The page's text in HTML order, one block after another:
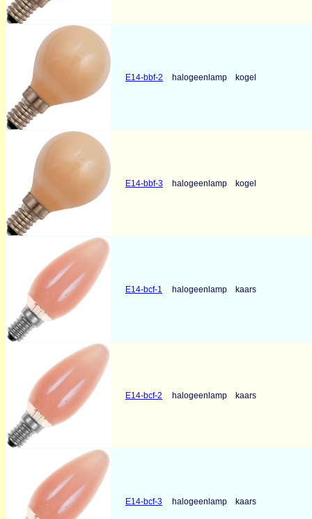
E14-bbf-2 halogeenlamp kogel
E14-bbf-3 halogeenlamp kogel
E14-bcf-1 halogeenlamp kaars
E14-bcf-2 halogeenlamp kaars
E14-bcf-3 halogeenlamp kaars